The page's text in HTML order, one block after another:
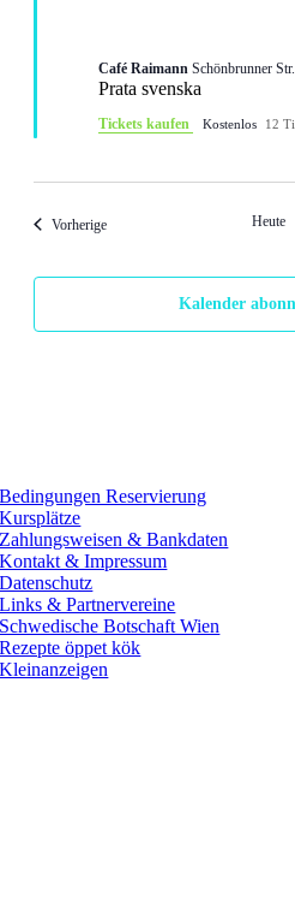
Café Raimann Schönbrunner
Prata svenska
Tickets kaufen Kostenlos 12
VorherigeVeranstaltungen Heute
Kalender
Bedingungen Reservierung
Kursplätze
Zahlungsweisen & Bankdaten
Kontakt & Impressum
Datenschutz
Links & Partnervereine
Schwedische Botschaft Wien
Rezepte öppet kök
Kleinanzeigen